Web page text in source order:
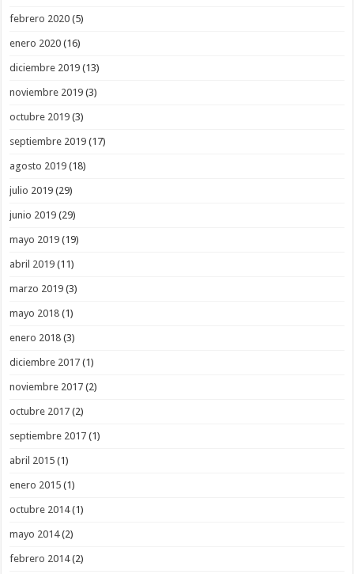
febrero 2020 (5)
enero 2020 (16)
diciembre 2019 (13)
noviembre 2019 (3)
octubre 2019 (3)
septiembre 2019 (17)
agosto 2019 (18)
julio 2019 (29)
junio 2019 (29)
mayo 2019 (19)
abril 2019 (11)
marzo 2019 (3)
mayo 2018 (1)
enero 2018 (3)
diciembre 2017 (1)
noviembre 2017 (2)
octubre 2017 (2)
septiembre 2017 (1)
abril 2015 (1)
enero 2015 (1)
octubre 2014(1)
mayo 2014(2)
febrero 2014(2)